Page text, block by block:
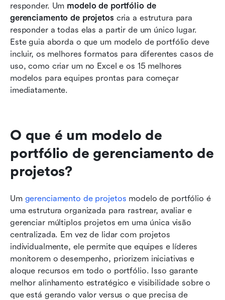
responder. Um modelo de portfólio de
gerenciamento de projetos cria a estrutura para
responder a todas elas a partir de um único lugar.
Este guia aborda o que um modelo de portfólio deve
incluir, os melhores formatos para diferentes casos de
uso, como criar um no Excel e os 15 melhores
modelos para equipes prontas para começar
imediatamente.
O que é um modelo de
portfólio de gerenciamento de
projetos?
Um gerenciamento de projetos modelo de portfólio é
uma estrutura organizada para rastrear, avaliar e
gerenciar múltiplos projetos em uma única visão
centralizada. Em vez de lidar com projetos
individualmente, ele permite que equipes e líderes
monitorem o desempenho, priorizem iniciativas e
aloque recursos em todo o portfólio. Isso garante
melhor alinhamento estratégico e visibilidade sobre o
que está gerando valor versus o que precisa de
Perguntas frequentes
Leitura relacionada